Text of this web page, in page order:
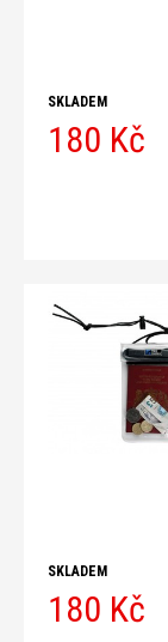
SKLADEM
180 Kč
SKLADEM
180 Kč